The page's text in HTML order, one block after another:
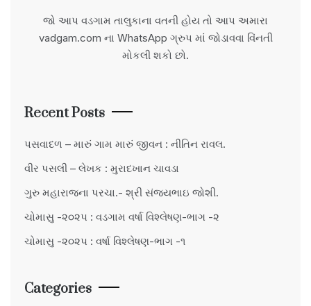
જો આપ વડગામ તાલુકાના વતની હોય તો આપ અમારા
vadgam.com ના WhatsApp ગ્રુપ માં જોડાવવા વિંનતી
મોકલી શકો છો.
Recent Posts
પસવાદળ – મારું ગામ મારું જીવન : નીતિન રાવલ.
વીર પસલી – લેખક : મુરાદખાન ચાવડા
ગુરુ મહારાજના પરચા.- શ્રી સંજયભાઇ જોશી.
ચોમાસુ -૨૦૨૫ : વડગામ વર્ષા વિશ્લેષણ-ભાગ -૨
ચોમાસુ -૨૦૨૫ : વર્ષા વિશ્લેષણ-ભાગ -૧
Categories